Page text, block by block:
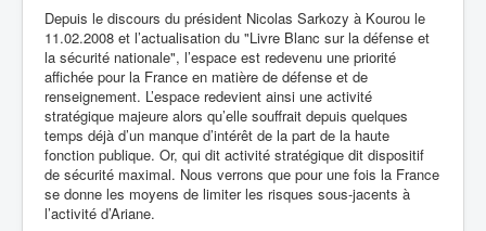
Depuis le discours du président Nicolas Sarkozy à Kourou le
11.02.2008 et l’actualisation du "Livre Blanc sur la défense et
la sécurité nationale", l’espace est redevenu une priorité
affichée pour la France en matière de défense et de
renseignement. L’espace redevient ainsi une activité
stratégique majeure alors qu’elle souffrait depuis quelques
temps déjà d’un manque d’intérêt de la part de la haute
fonction publique. Or, qui dit activité stratégique dit dispositif
de sécurité maximal. Nous verrons que pour une fois la France
se donne les moyens de limiter les risques sous-jacents à
l’activité d’Ariane.